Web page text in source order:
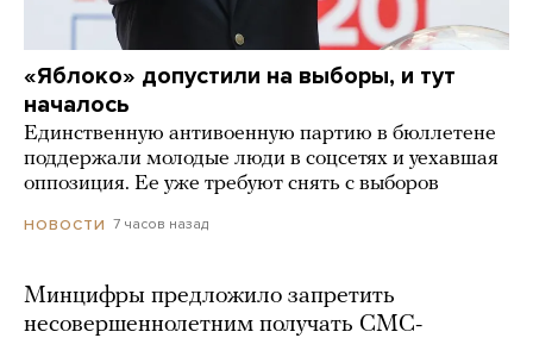
«Яблоко» допустили на выборы, и тут
началось
Единственную антивоенную партию в бюллетене
поддержали молодые люди в соцсетях и уехавшая
оппозиция. Ее уже требуют снять с выборов
НОВОСТИ 7 часов назад
Минцифры предложило запретить
несовершеннолетним получать СМС-